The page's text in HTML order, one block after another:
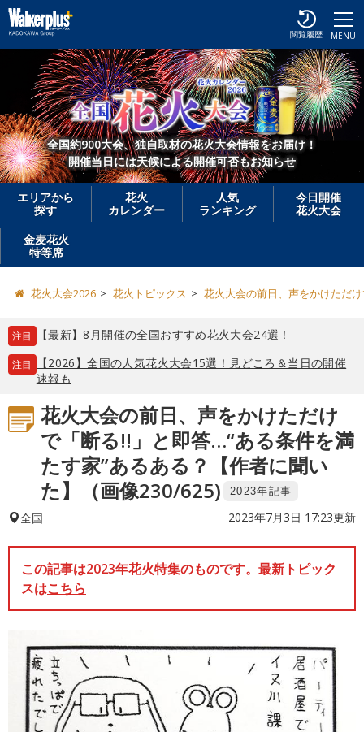
MENU
閲覧履歴
全国約900大会、独自取材の花火大会情報をお届け！
開催当日には天候による開催可否もお知らせ
エリアから
探す
花火
カレンダー
人気
ランキング
今日開催
花火大会
金麦花火
特等席
花火大会2026 花火トピックス 花火大会の前日、声をかけただ
注目 【最新】8月開催の全国おすすめ花火大会24選！
注目
【2026】全国の人気花火大会15選！見どころ＆当日の開催
速報も
花火大会の前日、声をかけただけ
で「断る!!」と即答…“ある条件を満
たす家”あるある？【作者に聞い
た】（画像230/625)
2023年記事
全国 2023年7月3日 17:23更新
この記事は2023年花火特集のものです。最新トピック
スはこちら